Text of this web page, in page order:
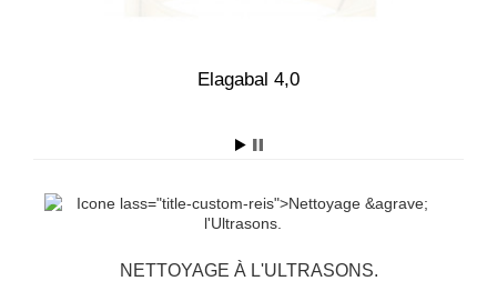
Elagabal 4,0
NETTOYAGE À L'ULTRASONS.